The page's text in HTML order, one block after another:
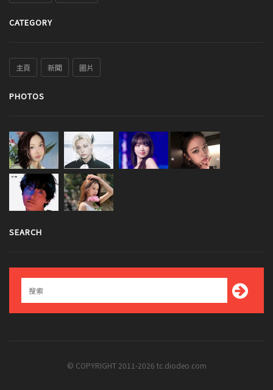
CATEGORY
主頁 新聞 圖片
PHOTOS
SEARCH
© COPYRIGHT 2011-2026 tc.diodeo.com